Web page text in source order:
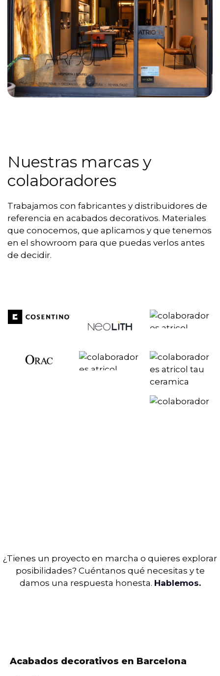
Nuestras marcas y
colaboradores
Trabajamos con fabricantes y distribuidores de
referencia en acabados decorativos. Materiales
que conocemos, que aplicamos y que tenemos
en el showroom para que puedas verlos antes
de decidir.
¿Tienes un proyecto en marcha o quieres explorar
posibilidades? Cuéntanos qué necesitas y te
damos una respuesta honesta. Hablemos.
Acabados decorativos en Barcelona